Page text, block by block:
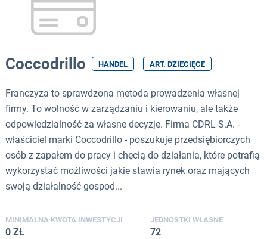
Coccodrillo HANDEL ART. DZIECIĘCE
Franczyza to sprawdzona metoda prowadzenia własnej
firmy. To wolność w zarządzaniu i kierowaniu, ale także
odpowiedzialność za własne decyzje. Firma CDRL S.A. -
właściciel marki Coccodrillo - poszukuje przedsiębiorczych
osób z zapałem do pracy i chęcią do działania, które potrafią
wykorzystać możliwości jakie stawia rynek oraz mających
swoją działalność gospod...
MINIMALNA KWOTA INWESTYCJI
0 ZŁ
JEDNOSTKI WŁASNE
72